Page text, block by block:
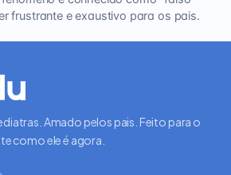
frustrante e exaustivo para os pais.
Amado pelos pais. Feito para o
como ele é agora.